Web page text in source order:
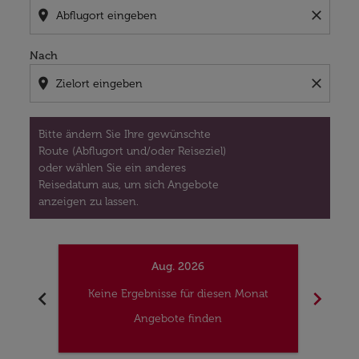
location_on close
Nach
location_on close
Bitte ändern Sie Ihre gewünschte
Route (Abflugort und/oder Reiseziel)
oder wählen Sie ein anderes
Reisedatum aus, um sich Angebote
anzeigen zu lassen.
chevron_left
Aug. 2026
Keine Ergebnisse für diesen Monat
Angebote finden
chevron_right